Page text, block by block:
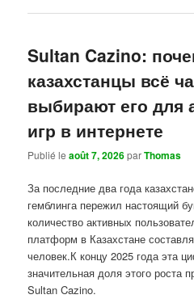
Sultan Cazino:
казахстанцы всё
выбирают его для
игр в интернете
Publié leaoût 7, 2026parThomas
За последние два года
гемблинга пережил настоящий
количество активных
платформ в Казахстане
человек.К концу 2025 года эта
значительная доля этого роста
Sultan Cazino.